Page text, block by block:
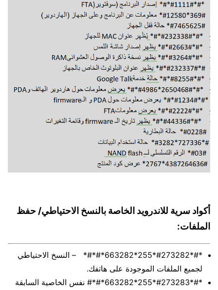
أكواد سرية للاندرويد الخاصة بالنسخ الاحتياطي/ حفظ
الملفات:
*#*#273282*255*663282*#*#* – النسخ الاحتياطي
لجميع الملفات الموجودة على هاتفك.
*#*#273283*255*663282*#*# نفس الخاصية السابقة